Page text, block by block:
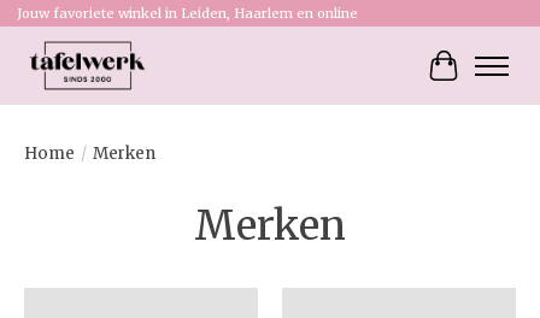
Jouw favoriete winkel in Leiden, Haarlem en online
Home / Merken
Merken